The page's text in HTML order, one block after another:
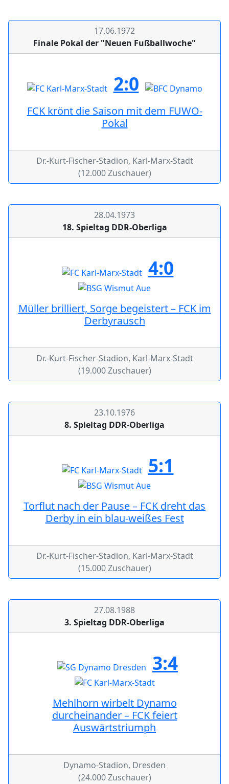
17.06.1972
Finale Pokal der "Neuen Fußballwoche"
2:0
FCK krönt die Saison mit dem FUWO-
Pokal
Dr.-Kurt-Fischer-Stadion, Karl-Marx-Stadt
(12.000 Zuschauer)
28.04.1973
18. Spieltag DDR-Oberliga
4:0
Müller brilliert, Sorge begeistert – FCK im
Derbyrausch
Dr.-Kurt-Fischer-Stadion, Karl-Marx-Stadt
(19.000 Zuschauer)
23.10.1976
8. Spieltag DDR-Oberliga
5:1
Torflut nach der Pause – FCK dreht das
Derby in ein blau-weißes Fest
Dr.-Kurt-Fischer-Stadion, Karl-Marx-Stadt
(15.000 Zuschauer)
27.08.1988
3. Spieltag DDR-Oberliga
3:4
Mehlhorn wirbelt Dynamo
durcheinander – FCK feiert
Auswärtstriumph
Dynamo-Stadion, Dresden
(24.000 Zuschauer)